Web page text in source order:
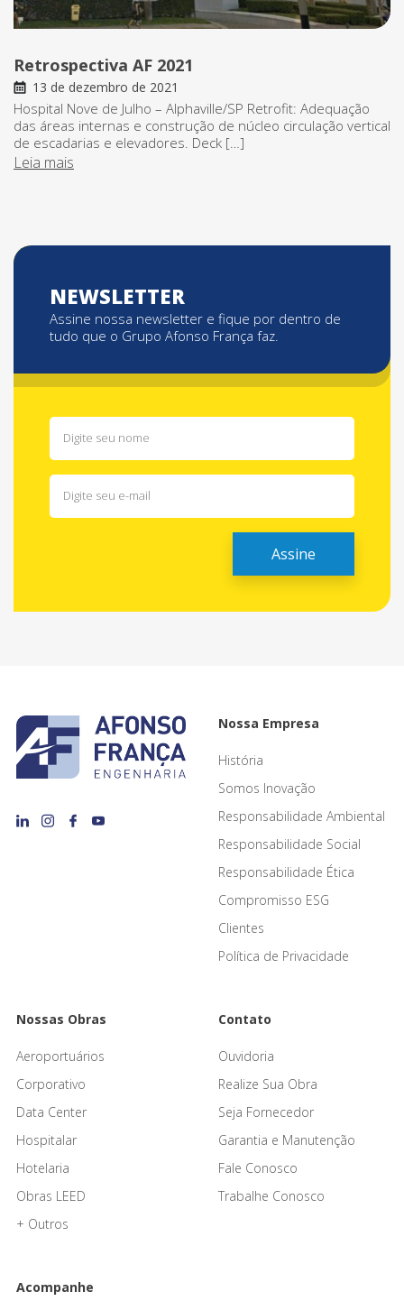
Retrospectiva AF 2021
13 de dezembro de 2021
Hospital Nove de Julho – Alphaville/SP Retrofit: Adequação
das áreas internas e construção de núcleo circulação vertical
de escadarias e elevadores. Deck […]
Leia mais
NEWSLETTER
Assine nossa newsletter e fique por dentro de
tudo que o Grupo Afonso França faz.
Nossa Empresa
História
Somos Inovação
Responsabilidade Ambiental
Responsabilidade Social
Responsabilidade Ética
Compromisso ESG
Clientes
Política de Privacidade
Nossas Obras
Aeroportuários
Corporativo
Data Center
Hospitalar
Hotelaria
Obras LEED
+ Outros
Contato
Ouvidoria
Realize Sua Obra
Seja Fornecedor
Garantia e Manutenção
Fale Conosco
Trabalhe Conosco
Acompanhe